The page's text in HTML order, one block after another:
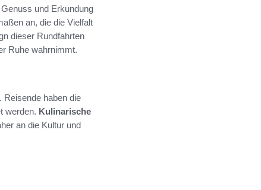
und Erkundung
an, die die Vielfalt
dieser Rundfahrten
Ruhe wahrnimmt.
Reisende haben die
werden. Kulinarische
an die Kultur und